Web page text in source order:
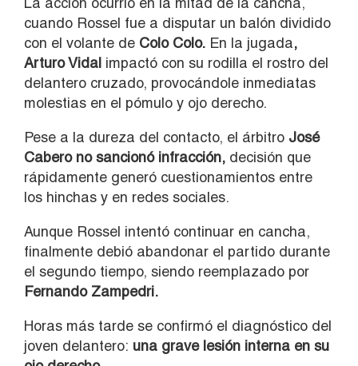
cuando Rossel fue a disputar un balón dividido
con el volante de Colo Colo. En la jugada,
Arturo Vidal impactó con su rodilla el rostro del
delantero cruzado, provocándole inmediatas
molestias en el pómulo y ojo derecho.
Pese a la dureza del contacto, el árbitro José
Cabero no sancionó infracción, decisión que
rápidamente generó cuestionamientos entre
los hinchas y en redes sociales.
Aunque Rossel intentó continuar en cancha,
finalmente debió abandonar el partido durante
el segundo tiempo, siendo reemplazado por
Fernando Zampedri.
Horas más tarde se confirmó el diagnóstico del
joven delantero: una grave lesión interna en su